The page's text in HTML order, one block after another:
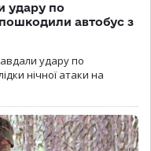
удару по
автобус з
удару по
нічної атаки на